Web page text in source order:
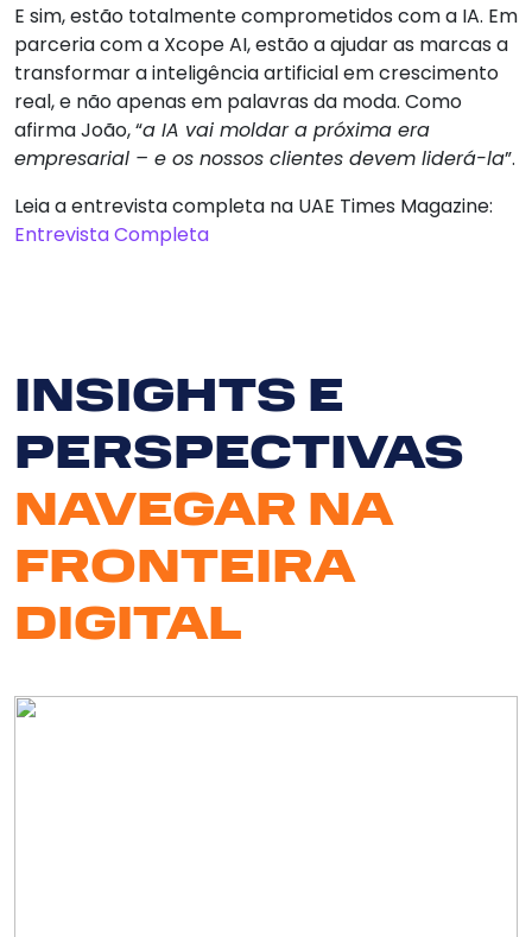
E sim, estão totalmente comprometidos com a IA. Em
parceria com a Xcope AI, estão a ajudar as marcas a
transformar a inteligência artificial em crescimento
real, e não apenas em palavras da moda. Como
afirma João, “a IA vai moldar a próxima era
empresarial – e os nossos clientes devem liderá-la”.
Leia a entrevista completa na UAE Times Magazine:
Entrevista Completa
INSIGHTS E
PERSPECTIVAS
NAVEGAR NA
FRONTEIRA
DIGITAL